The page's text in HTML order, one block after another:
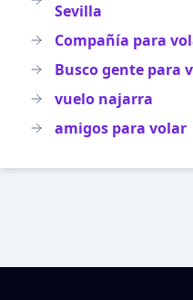
Sevilla
Compañía para
Busco gente para
vuelo najarra
amigos para volar